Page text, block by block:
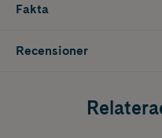
Innehåller 30 ml.
Fakta
Recensioner